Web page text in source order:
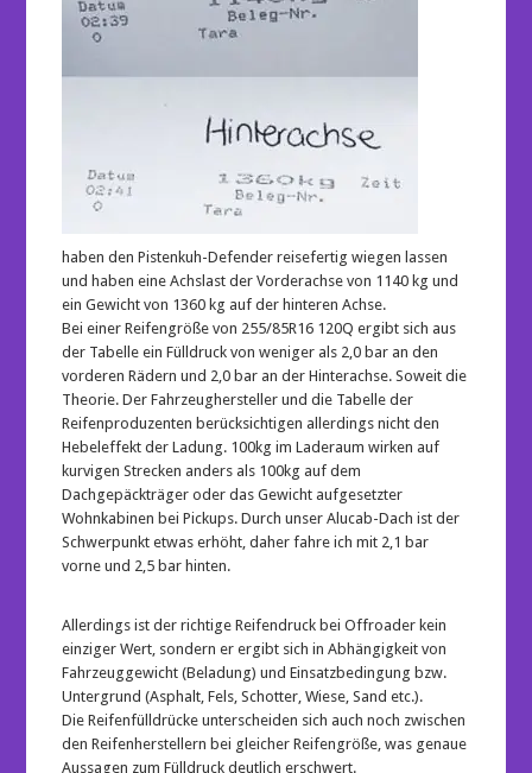
haben den Pistenkuh-Defender reisefertig wiegen lassen
und haben eine Achslast der Vorderachse von 1140 kg und
ein Gewicht von 1360 kg auf der hinteren Achse.
Bei einer Reifengröße von 255/85R16 120Q ergibt sich aus
der Tabelle ein Fülldruck von weniger als 2,0 bar an den
vorderen Rädern und 2,0 bar an der Hinterachse. Soweit die
Theorie. Der Fahrzeughersteller und die Tabelle der
Reifenproduzenten berücksichtigen allerdings nicht den
Hebeleffekt der Ladung. 100kg im Laderaum wirken auf
kurvigen Strecken anders als 100kg auf dem
Dachgepäckträger oder das Gewicht aufgesetzter
Wohnkabinen bei Pickups. Durch unser Alucab-Dach ist der
Schwerpunkt etwas erhöht, daher fahre ich mit 2,1 bar
vorne und 2,5 bar hinten.
Allerdings ist der richtige Reifendruck bei Offroader kein
einziger Wert, sondern er ergibt sich in Abhängigkeit von
Fahrzeuggewicht (Beladung) und Einsatzbedingung bzw.
Untergrund (Asphalt, Fels, Schotter, Wiese, Sand etc.).
Die Reifenfülldrücke unterscheiden sich auch noch zwischen
den Reifenherstellern bei gleicher Reifengröße, was genaue
Aussagen zum Fülldruck deutlich erschwert.